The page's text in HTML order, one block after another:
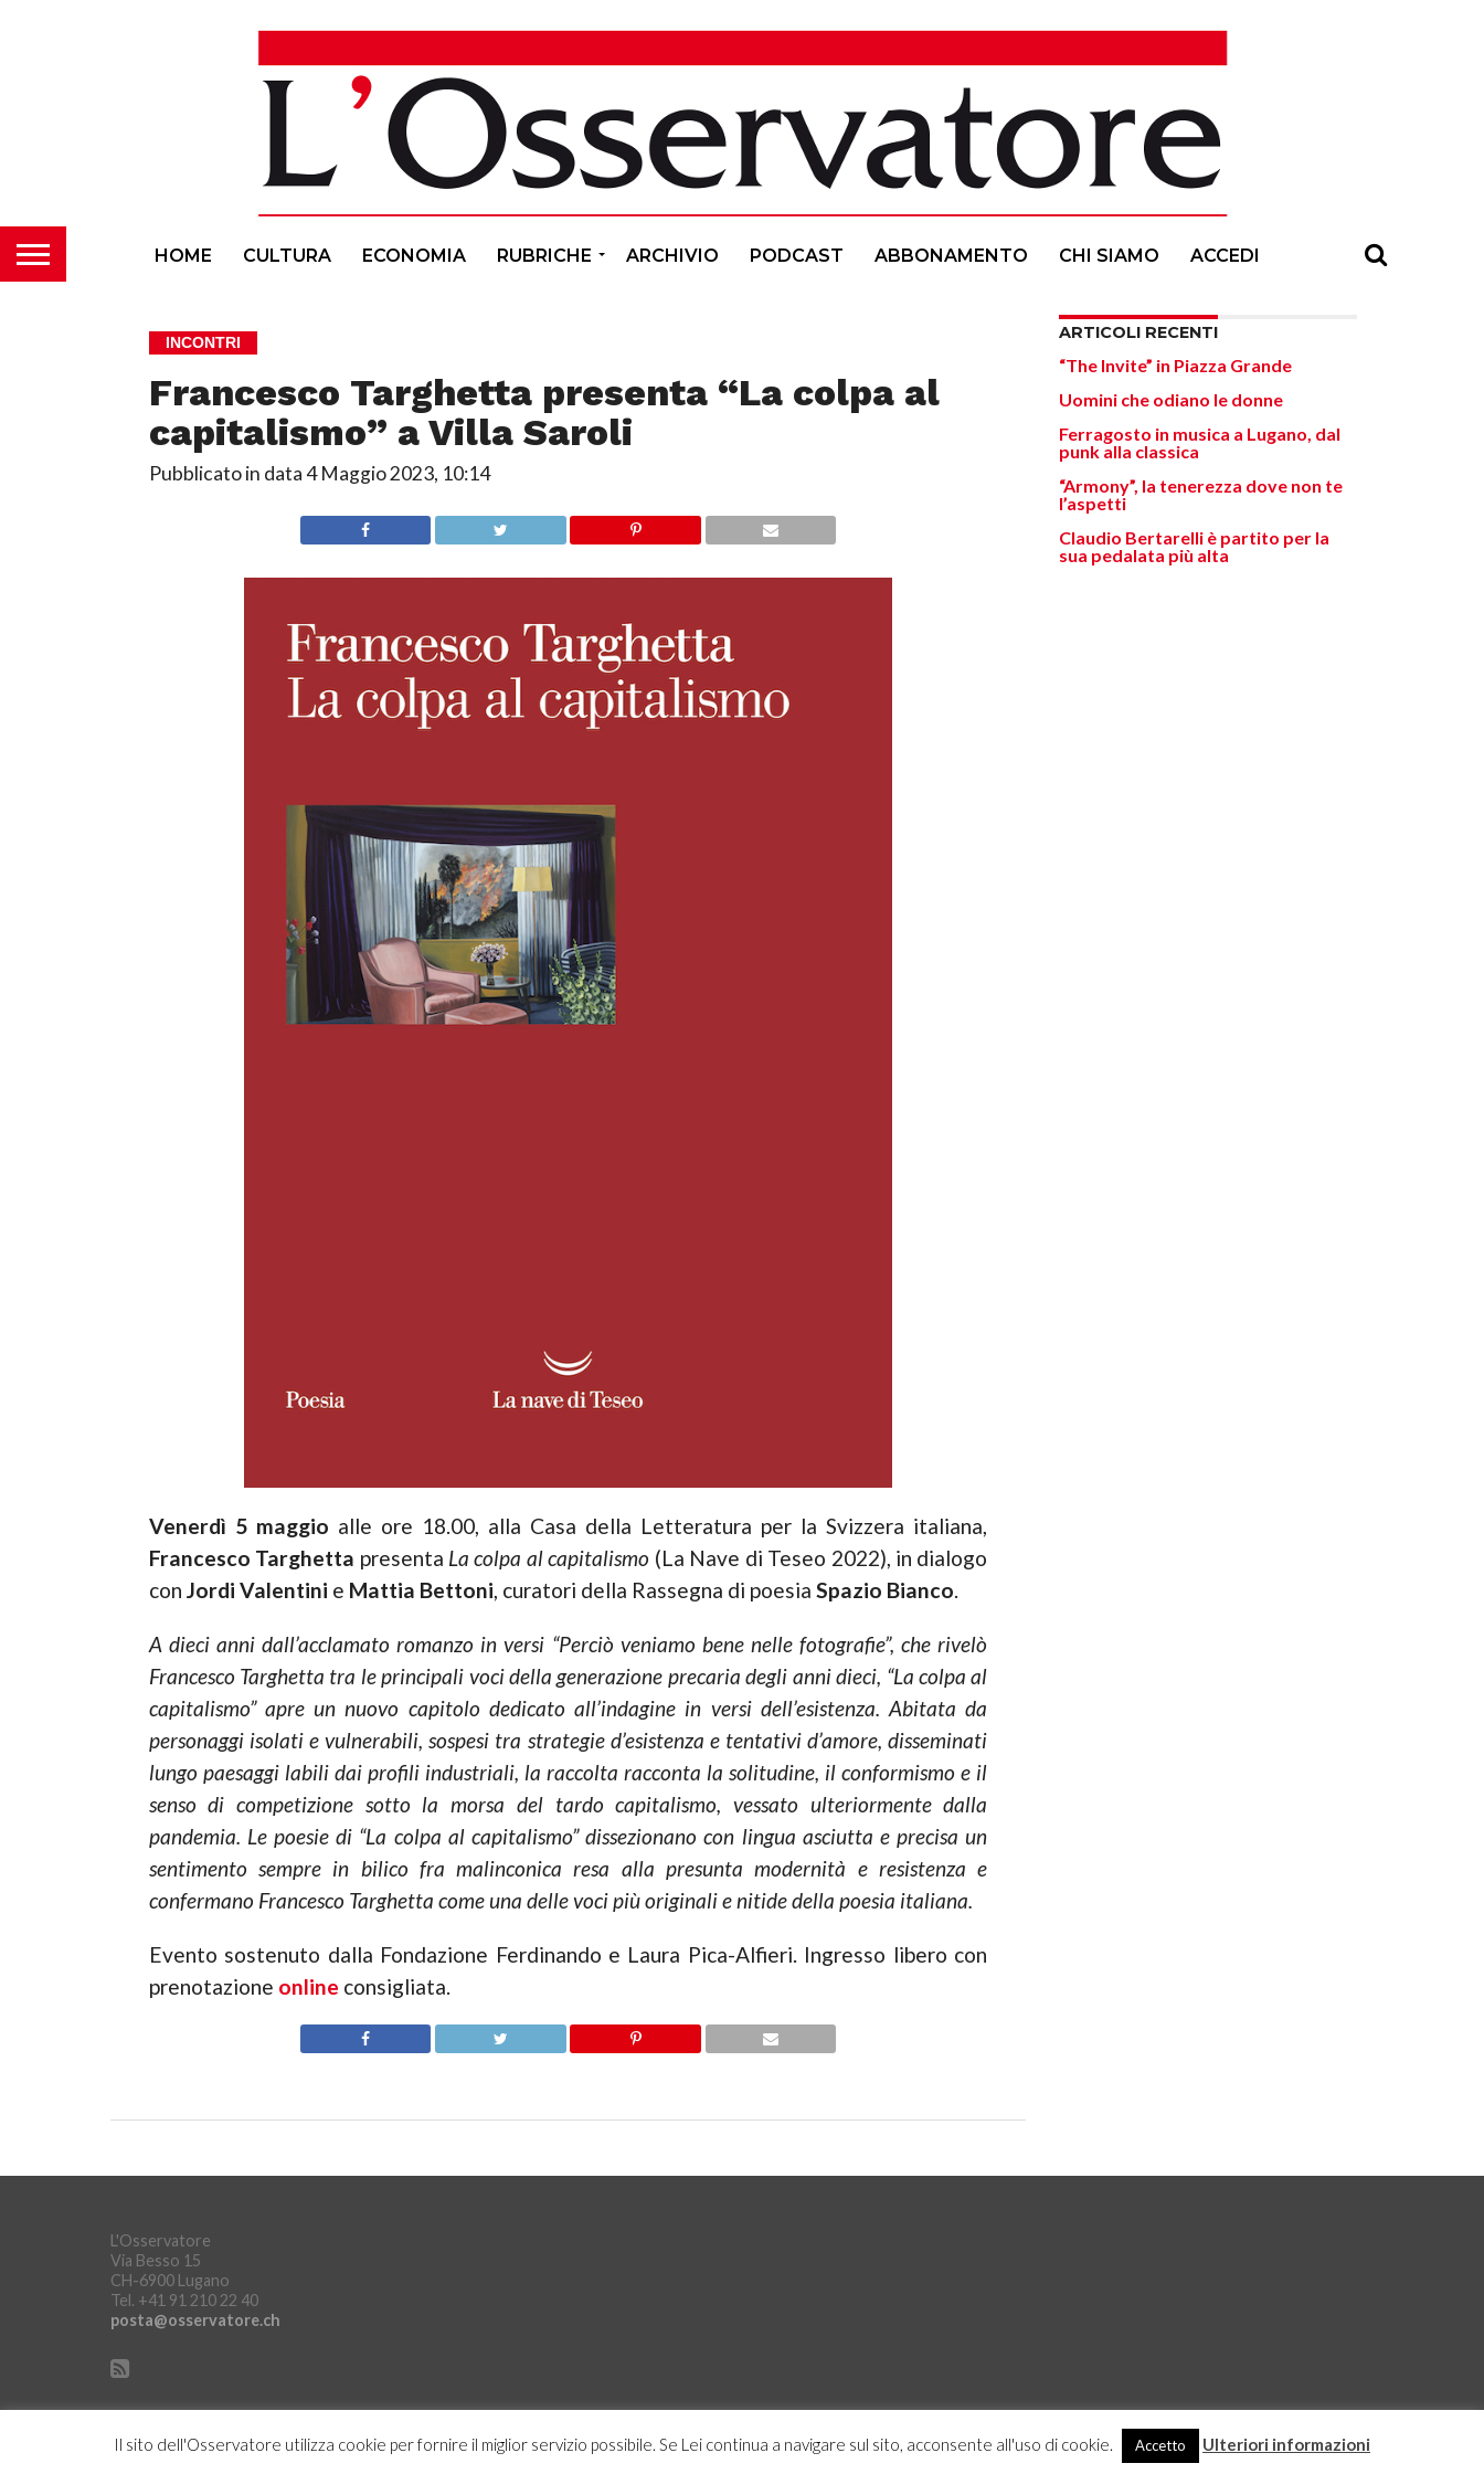
HOME CULTURA ECONOMIA RUBRICHE ARCHIVIO PODCAST ABBONAMENTO CHI SIAMO ACCEDI
INCONTRI
Francesco Targhetta presenta “La colpa al
capitalismo” a Villa Saroli
Pubblicato in data4 Maggio 2023, 10:14
Venerdì 5 maggio alle ore 18.00, alla Casa della Letteratura per la Svizzera italiana,
Francesco Targhetta presenta La colpa al capitalismo (La Nave di Teseo 2022), in dialogo
con Jordi Valentini e Mattia Bettoni, curatori della Rassegna di poesia Spazio Bianco.
A dieci anni dall’acclamato romanzo in versi “Perciò veniamo bene nelle fotografie”, che rivelò
Francesco Targhetta tra le principali voci della generazione precaria degli anni dieci, “La colpa al
capitalismo” apre un nuovo capitolo dedicato all’indagine in versi dell’esistenza. Abitata da
personaggi isolati e vulnerabili, sospesi tra strategie d’esistenza e tentativi d’amore, disseminati
lungo paesaggi labili dai profili industriali, la raccolta racconta la solitudine, il conformismo e il
senso di competizione sotto la morsa del tardo capitalismo, vessato ulteriormente dalla
pandemia. Le poesie di “La colpa al capitalismo” dissezionano con lingua asciutta e precisa un
sentimento sempre in bilico fra malinconica resa alla presunta modernità e resistenza e
confermano Francesco Targhetta come una delle voci più originali e nitide della poesia italiana.
Evento sostenuto dalla Fondazione Ferdinando e Laura Pica-Alfieri. Ingresso libero con
prenotazione online consigliata.
ARTICOLI RECENTI
“The Invite” in Piazza Grande
Uomini che odiano le donne
Ferragosto in musica a Lugano, dal
punk alla classica
“Armony”, la tenerezza dove non te
l’aspetti
Claudio Bertarelli è partito per la
sua pedalata più alta
L'Osservatore
Via Besso 15
CH-6900 Lugano
Tel. +41 91 210 22 40
posta@osservatore.ch
DICHIARAZIONE SULLA PROTEZIONE DEI DATI ACCEDI
Copyright © L'Osservatore
Il sito dell'Osservatore utilizza cookie per fornire il miglior servizio possibile. Se Lei continua a navigare sul sito, acconsente all'uso di cookie. Accetto Ulteriori informazioni